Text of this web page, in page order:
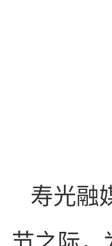
寿光融